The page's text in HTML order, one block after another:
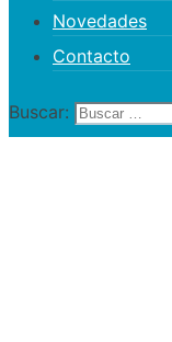
Novedades
Contacto
Buscar: